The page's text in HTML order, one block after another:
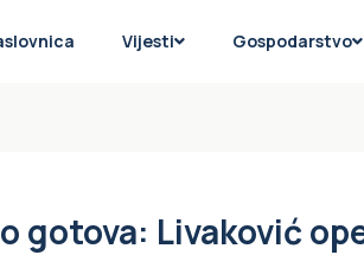
Vijesti Gospodarstvo
gotova: Livaković